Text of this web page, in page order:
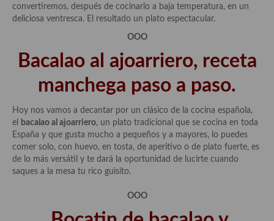
Cocina de Madagascar
Cocina Sudafrinaca
Cocina del Congo
Cocina Sefardí
Cocina Yoshoku
Cocina callejera
Cocinas de España
convertiremos, después de cocinarlo a baja temperatura, en un
deliciosa ventresca. El resultado un plato espectacular.
OOO
Bacalao al ajoarriero, receta
manchega paso a paso.
Hoy nos vamos a decantar por un clásico de la cocina española,
el
bacalao al ajoarriero, un plato tradicional que se cocina en toda
España y que gusta mucho a pequeños y a mayores, lo puedes
comer solo, con huevo, en tosta, de aperitivo o de plato fuerte, es
de lo más versátil y te dará la oportunidad de lucirte cuando
saques a la mesa tu rico guisito.
OOO